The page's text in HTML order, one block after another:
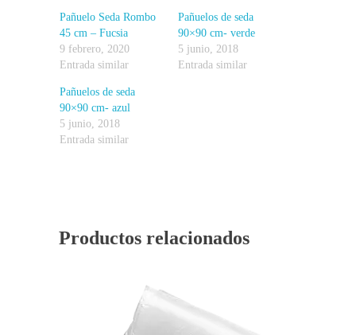
Pañuelo Seda Rombo
45 cm – Fucsia
9 febrero, 2020
Entrada similar
Pañuelos de seda
90×90 cm- verde
5 junio, 2018
Entrada similar
Pañuelos de seda
90×90 cm- azul
5 junio, 2018
Entrada similar
Productos relacionados